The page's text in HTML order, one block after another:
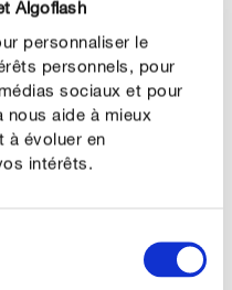
Algoflash
personnaliser le
personnels, pour
sociaux et pour
aide à mieux
à évoluer en
intérêts.